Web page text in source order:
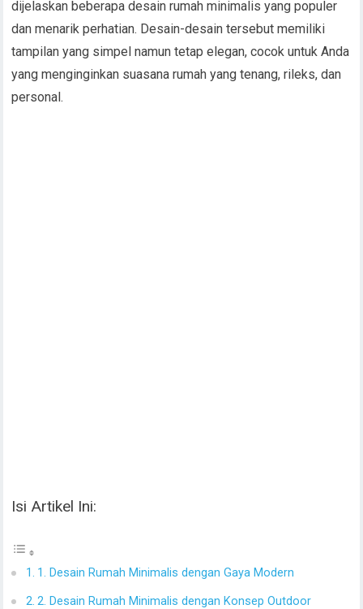
dijelaskan beberapa desain rumah minimalis yang populer
dan menarik perhatian. Desain-desain tersebut memiliki
tampilan yang simpel namun tetap elegan, cocok untuk Anda
yang menginginkan suasana rumah yang tenang, rileks, dan
personal.
Isi Artikel Ini:
1. Desain Rumah Minimalis dengan Gaya Modern
2. Desain Rumah Minimalis dengan Konsep Outdoor